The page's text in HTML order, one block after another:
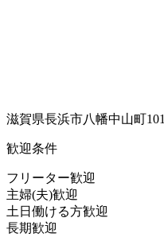
滋賀県長浜市八幡中山町101
歓迎条件
フリーター歓迎
主婦(夫)歓迎
土日働ける方歓迎
長期歓迎